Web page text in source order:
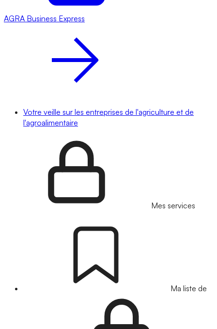
AGRA Business Express
Votre veille sur les entreprises de l'agriculture et de
l'agroalimentaire
Mes services
Ma liste de